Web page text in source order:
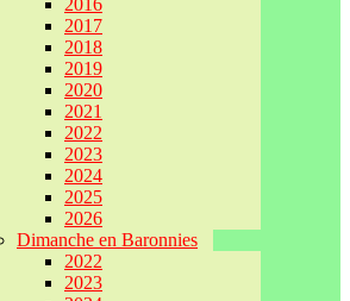
2016
2017
2018
2019
2020
2021
2022
2023
2024
2025
2026
Dimanche en Baronnies
2022
2023